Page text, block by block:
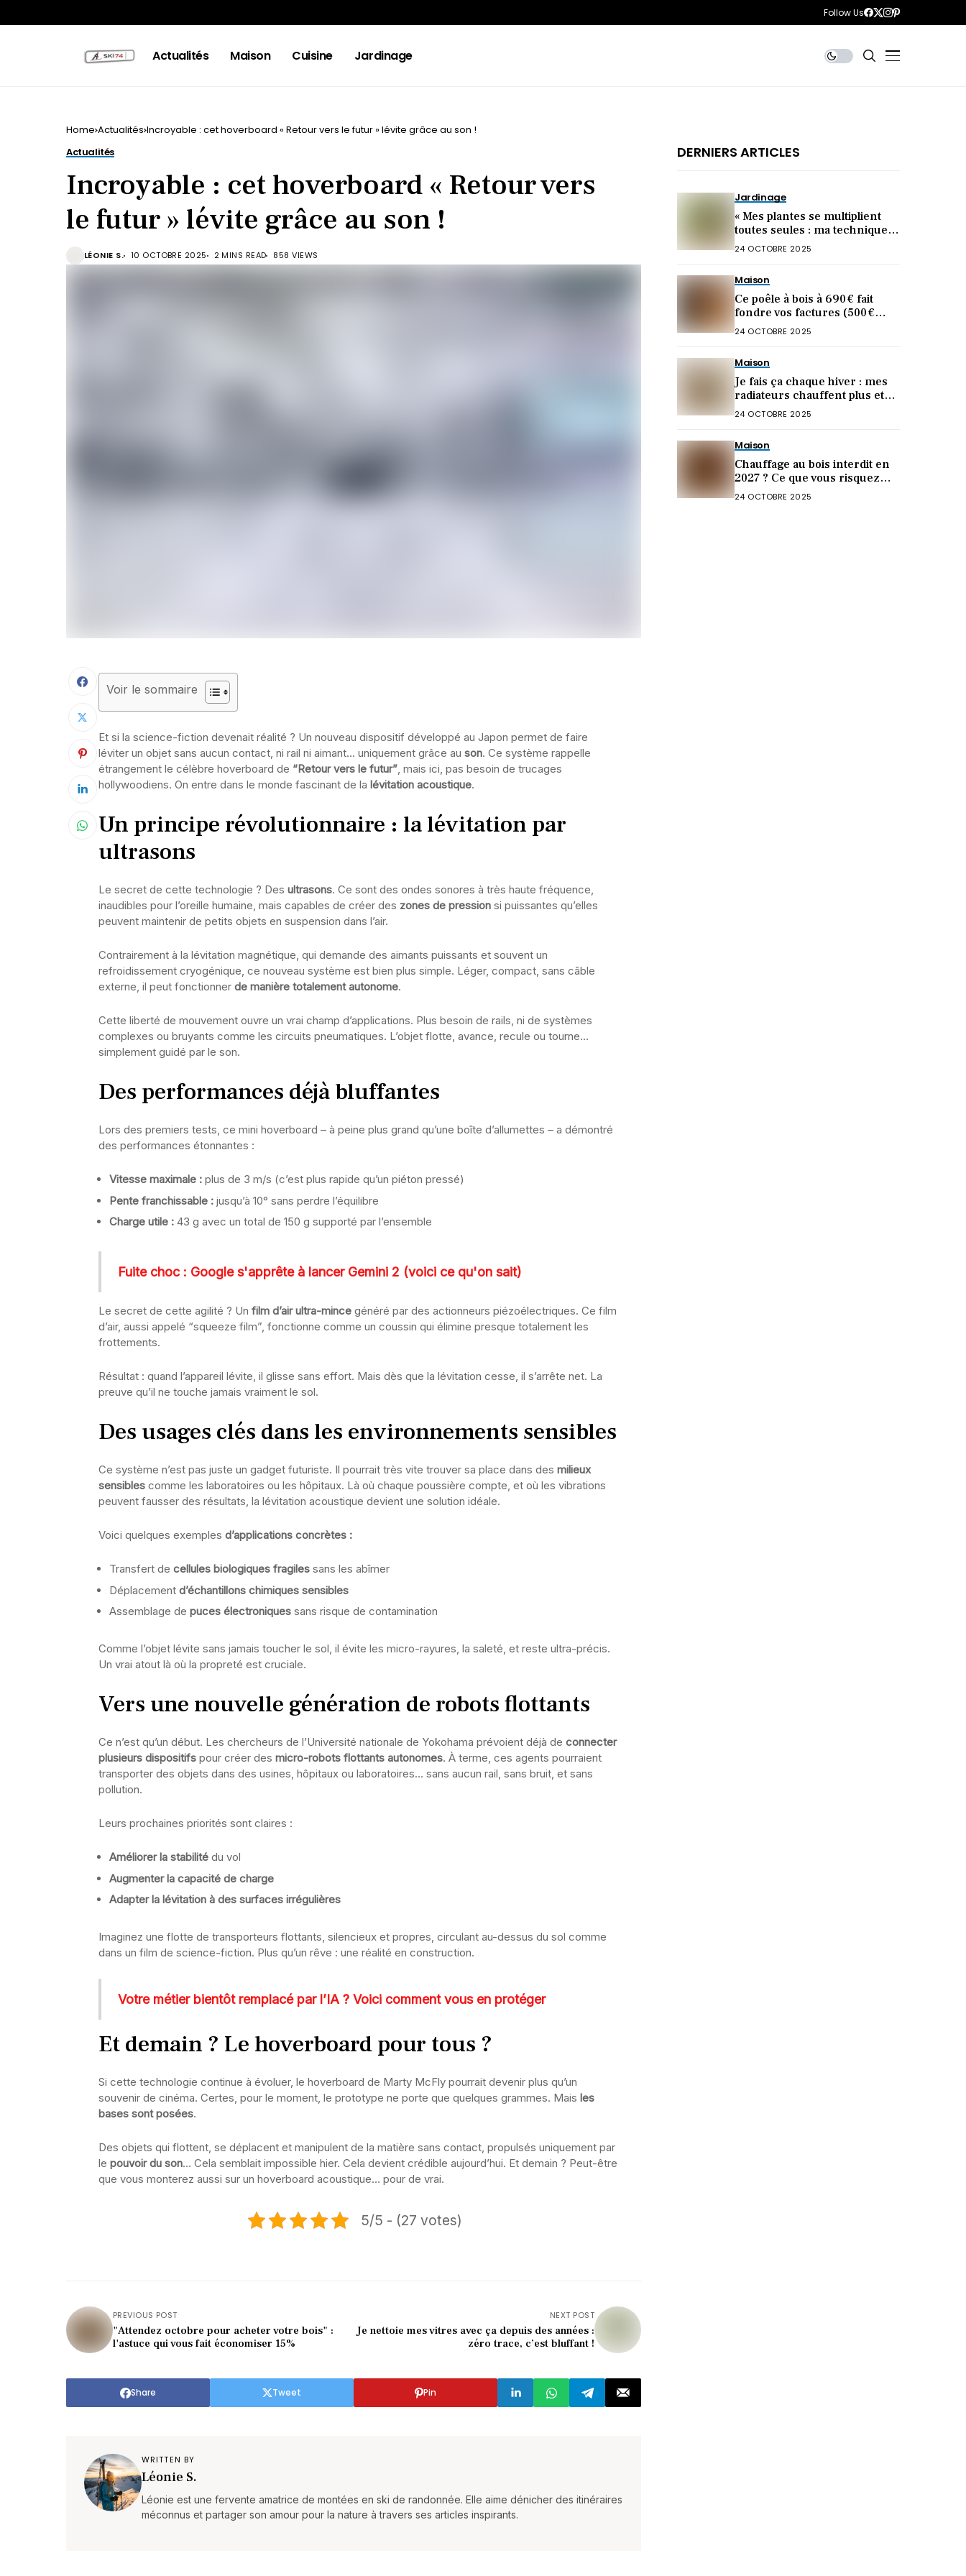
Follow Us
Actualités Maison Cuisine Jardinage
Home Actualités Incroyable : cet hoverboard « Retour vers le futur » lévite grâce au son !
Actualités
Incroyable : cet hoverboard « Retour vers
le futur » lévite grâce au son !
LÉONIE S. 10 OCTOBRE 2025 2 MINS READ 858 VIEWS
Voir le sommaire
Et si la science-fiction devenait réalité ? Un nouveau dispositif développé au Japon permet de faire
léviter un objet sans aucun contact, ni rail ni aimant… uniquement grâce au son. Ce système rappelle
étrangement le célèbre hoverboard de “Retour vers le futur”, mais ici, pas besoin de trucages
hollywoodiens. On entre dans le monde fascinant de la lévitation acoustique.
Un principe révolutionnaire : la lévitation par
ultrasons
Le secret de cette technologie ? Des ultrasons. Ce sont des ondes sonores à très haute fréquence,
inaudibles pour l’oreille humaine, mais capables de créer des zones de pression si puissantes qu’elles
peuvent maintenir de petits objets en suspension dans l’air.
Contrairement à la lévitation magnétique, qui demande des aimants puissants et souvent un
refroidissement cryogénique, ce nouveau système est bien plus simple. Léger, compact, sans câble
externe, il peut fonctionner de manière totalement autonome.
Cette liberté de mouvement ouvre un vrai champ d’applications. Plus besoin de rails, ni de systèmes
complexes ou bruyants comme les circuits pneumatiques. L’objet flotte, avance, recule ou tourne…
simplement guidé par le son.
Des performances déjà bluffantes
Lors des premiers tests, ce mini hoverboard – à peine plus grand qu’une boîte d’allumettes – a démontré
des performances étonnantes :
Vitesse maximale : plus de 3 m/s (c’est plus rapide qu’un piéton pressé)
Pente franchissable : jusqu’à 10° sans perdre l’équilibre
Charge utile : 43 g avec un total de 150 g supporté par l’ensemble
Fuite choc : Google s'apprête à lancer Gemini 2 (voici ce qu'on sait)
Le secret de cette agilité ? Un film d’air ultra-mince généré par des actionneurs piézoélectriques. Ce film
d’air, aussi appelé “squeeze film”, fonctionne comme un coussin qui élimine presque totalement les
frottements.
Résultat : quand l’appareil lévite, il glisse sans effort. Mais dès que la lévitation cesse, il s’arrête net. La
preuve qu’il ne touche jamais vraiment le sol.
Des usages clés dans les environnements sensibles
Ce système n’est pas juste un gadget futuriste. Il pourrait très vite trouver sa place dans des milieux
sensibles comme les laboratoires ou les hôpitaux. Là où chaque poussière compte, et où les vibrations
peuvent fausser des résultats, la lévitation acoustique devient une solution idéale.
Voici quelques exemples d’applications concrètes :
Transfert de cellules biologiques fragiles sans les abîmer
Déplacement d’échantillons chimiques sensibles
Assemblage de puces électroniques sans risque de contamination
Comme l’objet lévite sans jamais toucher le sol, il évite les micro-rayures, la saleté, et reste ultra-précis.
Un vrai atout là où la propreté est cruciale.
Vers une nouvelle génération de robots flottants
Ce n’est qu’un début. Les chercheurs de l’Université nationale de Yokohama prévoient déjà de connecter
plusieurs dispositifs pour créer des micro-robots flottants autonomes. À terme, ces agents pourraient
transporter des objets dans des usines, hôpitaux ou laboratoires… sans aucun rail, sans bruit, et sans
pollution.
Leurs prochaines priorités sont claires :
Améliorer la stabilité du vol
Augmenter la capacité de charge
Adapter la lévitation à des surfaces irrégulières
Imaginez une flotte de transporteurs flottants, silencieux et propres, circulant au-dessus du sol comme
dans un film de science-fiction. Plus qu’un rêve : une réalité en construction.
Votre métier bientôt remplacé par l’IA ? Voici comment vous en protéger
Et demain ? Le hoverboard pour tous ?
Si cette technologie continue à évoluer, le hoverboard de Marty McFly pourrait devenir plus qu’un
souvenir de cinéma. Certes, pour le moment, le prototype ne porte que quelques grammes. Mais les
bases sont posées.
Des objets qui flottent, se déplacent et manipulent de la matière sans contact, propulsés uniquement par
le pouvoir du son… Cela semblait impossible hier. Cela devient crédible aujourd’hui. Et demain ? Peut-être
que vous monterez aussi sur un hoverboard acoustique… pour de vrai.
5/5 - (27 votes)
PREVIOUS POST
"Attendez octobre pour acheter votre bois" :
l'astuce qui vous fait économiser 15%
NEXT POST
Je nettoie mes vitres avec ça depuis des années :
zéro trace, c’est bluffant !
Share Tweet Pin
WRITTEN BY
Léonie S.
Léonie est une fervente amatrice de montées en ski de randonnée. Elle aime dénicher des itinéraires
méconnus et partager son amour pour la nature à travers ses articles inspirants.
DERNIERS ARTICLES
Jardinage
« Mes plantes se multiplient
toutes seules : ma technique
inratable (à tester
24 OCTOBRE 2025
Maison
Ce poêle à bois à 690 € fait
fondre vos factures (500 €
d’économies !)
24 OCTOBRE 2025
Maison
Je fais ça chaque hiver : mes
radiateurs chauffent plus et
ma facture chute (0€
24 OCTOBRE 2025
Maison
Chauffage au bois interdit en
2027 ? Ce que vous risquez
vraiment chez vous
24 OCTOBRE 2025